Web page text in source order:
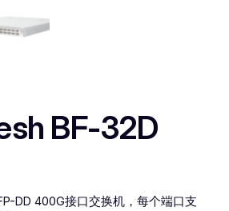
BF-32D
DD 400G接口交换机，每个端口支